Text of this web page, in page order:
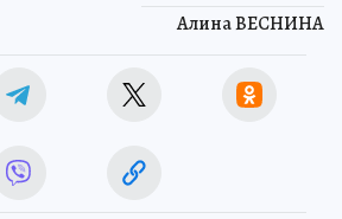
Алина ВЕСНИНА